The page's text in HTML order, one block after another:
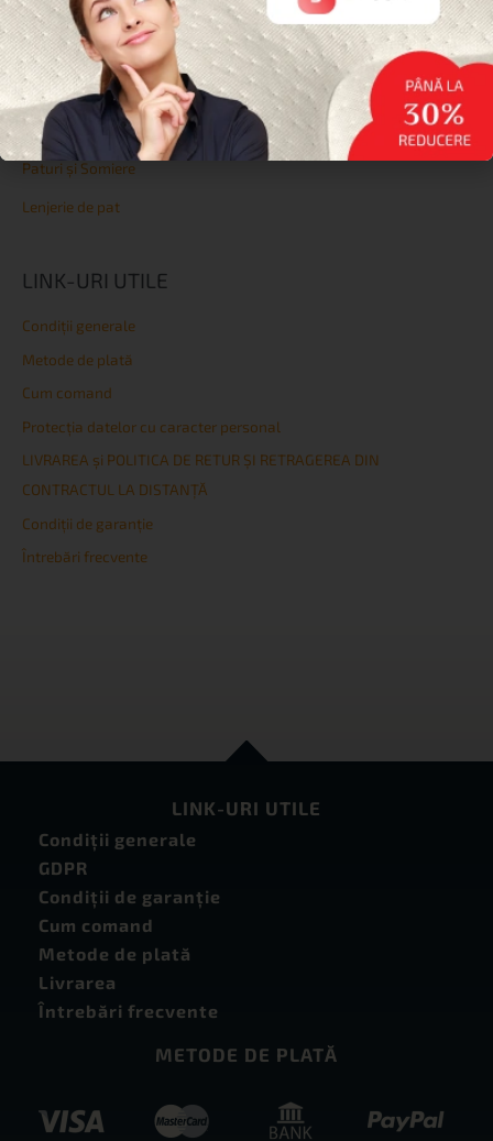
Saltele
Topperе
Protecții
Perne
Paturi și Somiere
Lenjerie de pat
LINK-URI UTILE
Condiţii generale
Metode de plată
Cum comand
Protecția datelor cu caracter personal
LIVRAREA și POLITICA DE RETUR ȘI RETRAGEREA DIN
CONTRACTUL LA DISTANȚĂ
Condiţii de garanţie
Întrebări frecvente
LINK-URI UTILE
Condiţii generale
GDPR
Condiţii de garanţie
Cum comand
Metode de plată
Livrarea
Întrebări frecvente
METODE DE PLATĂ